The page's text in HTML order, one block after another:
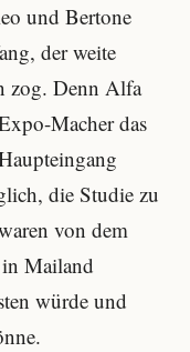
und Bertone
der weite
zog. Denn Alfa
Macher das
die Studie zu
von dem
in Mailand
würde und